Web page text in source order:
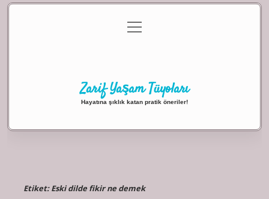
Gizlilik Politikası
menüyü
aç
Zarif Yaşam Tüyoları
Hayatına şıklık katan pratik öneriler!
Etiket:Eski dilde fikir ne demek